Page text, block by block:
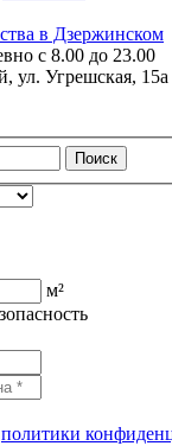
в Дзержинском
с 8.00 до 23.00
ул. Угрешская, 15а
м²
политики